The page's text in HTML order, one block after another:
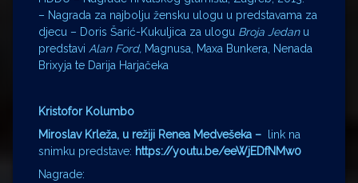
– Nagrada za najbolju žensku ulogu u predstavama za
djecu – Doris Šarić-Kukuljica za ulogu Broja Jedanu
predstavi Alan Ford, Magnusa, Maxa Bunkera, Nenada
Brixyja te Darija Harjačeka
Kristofor Kolumbo
Miroslav Krleža, u režiji Renea Medvešeka –
link na
snimku predstave: https://youtu.be/eeWjEDfNMw0
Nagrade: